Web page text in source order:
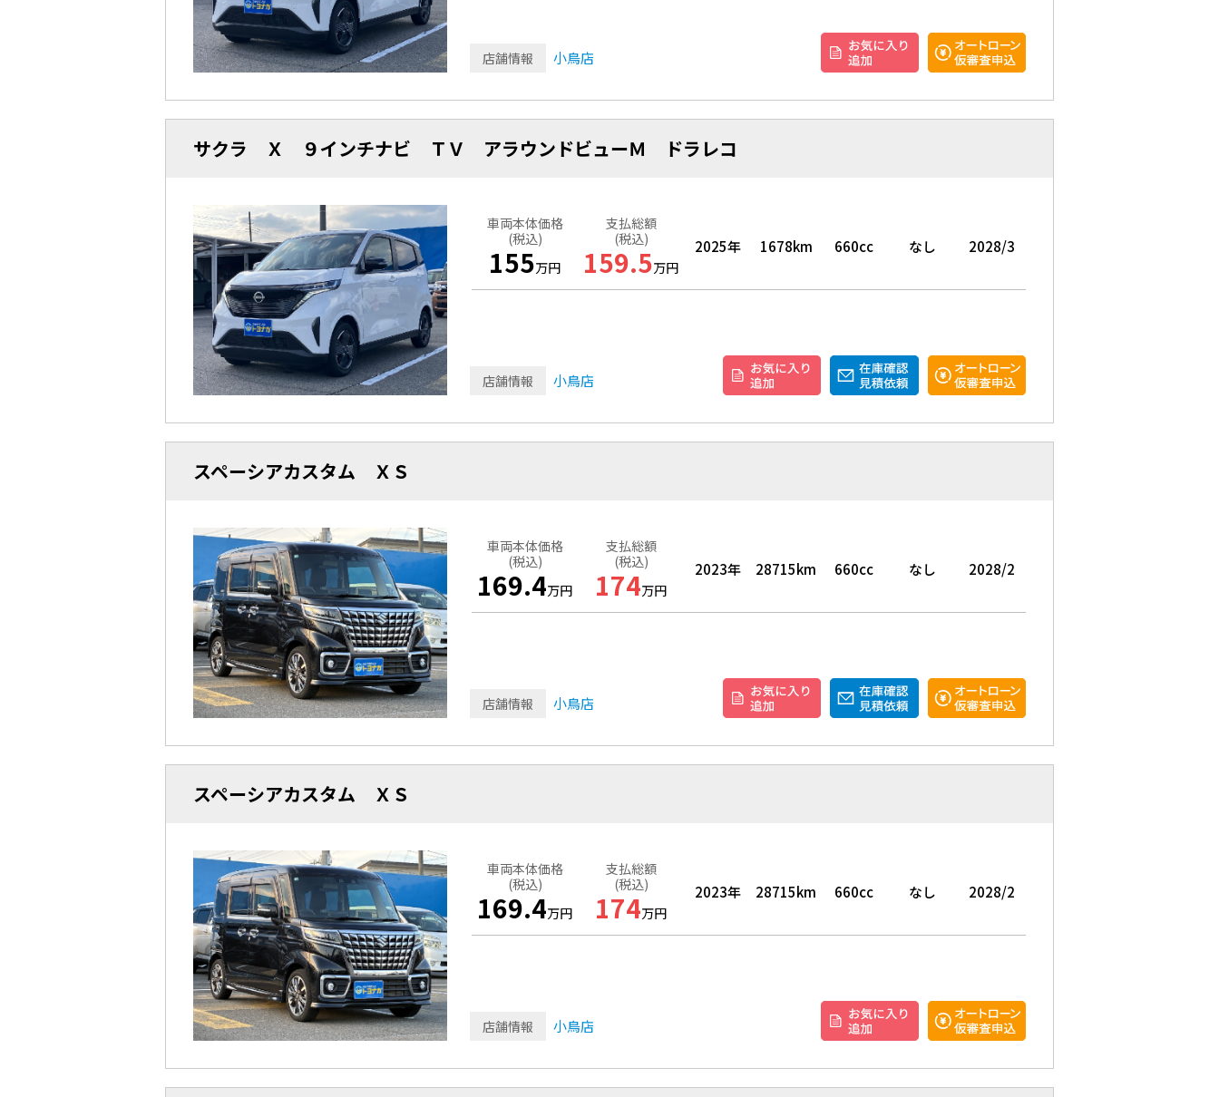
店舗情報 小鳥店
サクラ Ｘ ９インチナビ ＴＶ アラウンドビューＭ ドラレコ
車両本体価格
(税込)
155万円
支払総額
(税込)
159.5万円
2025年 1678km 660cc なし 2028/3
店舗情報 小鳥店
スペーシアカスタム ＸＳ
車両本体価格
(税込)
169.4万円
支払総額
(税込)
174万円
2023年 28715km 660cc なし 2028/2
店舗情報 小鳥店
スペーシアカスタム ＸＳ
車両本体価格
(税込)
169.4万円
支払総額
(税込)
174万円
2023年 28715km 660cc なし 2028/2
店舗情報 小鳥店